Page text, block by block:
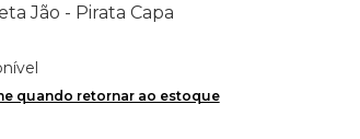
Jão - Pirata Capa
quando retornar ao estoque